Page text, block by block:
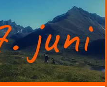
juni